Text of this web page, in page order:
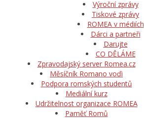
Výroční zprávy
Tiskové zprávy
ROMEA v médiích
Dárci a partneři
Darujte
CO DĚLÁME
Zpravodajský server Romea.cz
Měsíčník Romano voďi
Podpora romských studentů
Mediální kurz
Udržitelnost organizace ROMEA
Paměť Romů